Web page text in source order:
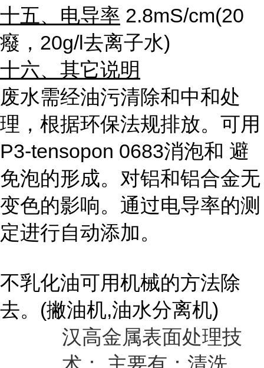
十五、电导率 2.8mS/cm(20
癈， 20g/l去离子水)
十六、其它说明
废水需经油污清除和中和处
理，根据环保法规排放。可用
P3-tensopon 0683消泡和 避
免泡的形成。对铝和铝合金无
变色的影响。通过电导率的测
定进行自动添加。
不乳化油可用机械的方法除
去。 (撇油机,油水分离机)
汉高金属表面处理技